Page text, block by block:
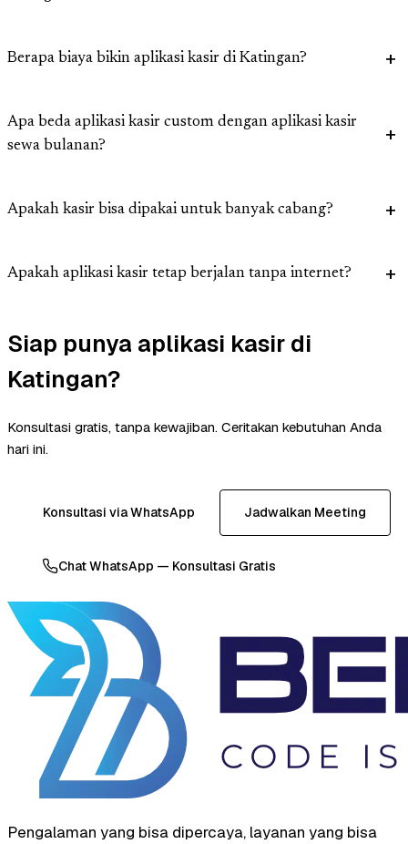
Berapa biaya bikin aplikasi kasir di Katingan?
Apa beda aplikasi kasir custom dengan aplikasi kasir
sewa bulanan?
Apakah kasir bisa dipakai untuk banyak cabang?
Apakah aplikasi kasir tetap berjalan tanpa internet?
Siap punya aplikasi kasir di
Katingan?
Konsultasi gratis, tanpa kewajiban. Ceritakan kebutuhan Anda
hari ini.
Konsultasi via WhatsApp Jadwalkan Meeting
Chat WhatsApp — Konsultasi Gratis
Pengalaman yang bisa dipercaya, layanan yang bisa